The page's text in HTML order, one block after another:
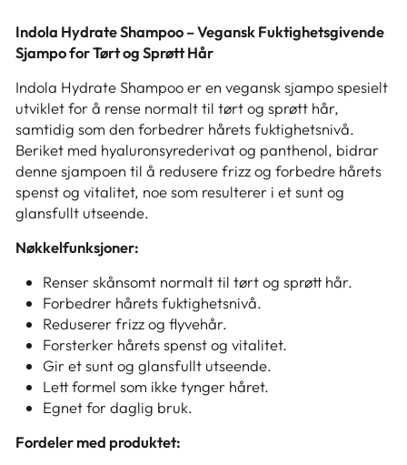
Indola Hydrate Shampoo – Vegansk Fuktighetsgivende
Sjampo for Tørt og Sprøtt Hår
Indola Hydrate Shampoo er en vegansk sjampo spesielt
utviklet for å rense normalt til tørt og sprøtt hår,
samtidig som den forbedrer hårets fuktighetsnivå.
Beriket med hyaluronsyrederivat og panthenol, bidrar
denne sjampoen til å redusere frizz og forbedre hårets
spenst og vitalitet, noe som resulterer i et sunt og
glansfullt utseende.
Nøkkelfunksjoner:
Renser skånsomt normalt til tørt og sprøtt hår.
Forbedrer hårets fuktighetsnivå.
Reduserer frizz og flyvehår.
Forsterker hårets spenst og vitalitet.
Gir et sunt og glansfullt utseende.
Lett formel som ikke tynger håret.
Egnet for daglig bruk.
Fordeler med produktet: